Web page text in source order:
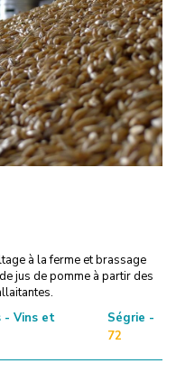
à la ferme et brassage
jus de pomme à partir des
- Vins et
Ségrie -
72